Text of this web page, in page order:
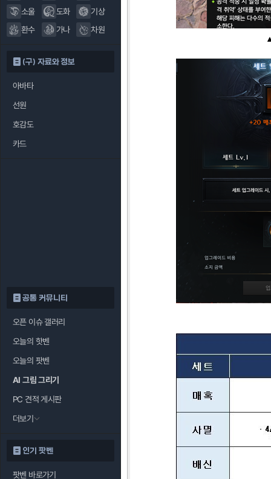
소울
도화
기상
환수
가나 차원
(구) 자료와 정보
아바타
선원
호감도
카드
공통 커뮤니티
오픈 이슈 갤러리
오늘의 핫벤
오늘의 팟벤
AI 그림 그리기
PC 견적 게시판
더보기
인기 팟벤
팟벤 바로가기